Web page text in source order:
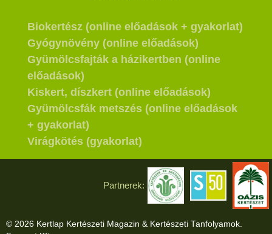
Biokertész (online előadások + gyakorlat)
Gyógynövény (online előadások)
Gyümölcsfajták a házikertben (online
előadások)
Kiskert, díszkert (online előadások)
Gyümölcsfák metszés (online előadások
+ gyakorlat)
Virágkötés (gyakorlat)
Partnerek:
© 2026 Kertlap Kertészeti Magazin & Kertészeti Tanfolyamok.